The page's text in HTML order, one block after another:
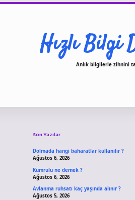
Hızlı Bilgi
Anlık bilgilerle zihnini
Son Yazılar
Dolmada hangi baharatlar kullanılır ?
Ağustos 6, 2026
Kumrulu ne demek ?
Ağustos 6, 2026
Avlanma ruhsatı kaç yaşında alınır ?
Ağustos 5, 2026